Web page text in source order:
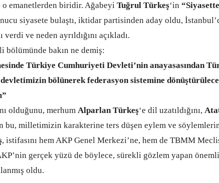
o emanetlerden biridir. Ağabeyi Tuğrul Türkeş‘in
siyasete bulaştı, iktidar partisinden aday oldu,
ve neden ayrıldığını açıkladı.
bakın ne demiş:
Türkiye Cumhuriyeti Devleti’nin anayasasından
devletimizin bölünerek federasyon sistemine
olduğunu, merhum Alparlan Türkeş‘e dil uzatıldığını,
milletimizin karakterine ters düşen eylem ve
, istifasını hem AKP Genel Merkezi’ne, hem de TBMM
gerçek yüzü de böylece, sürekli gözlem yapan
oldu.